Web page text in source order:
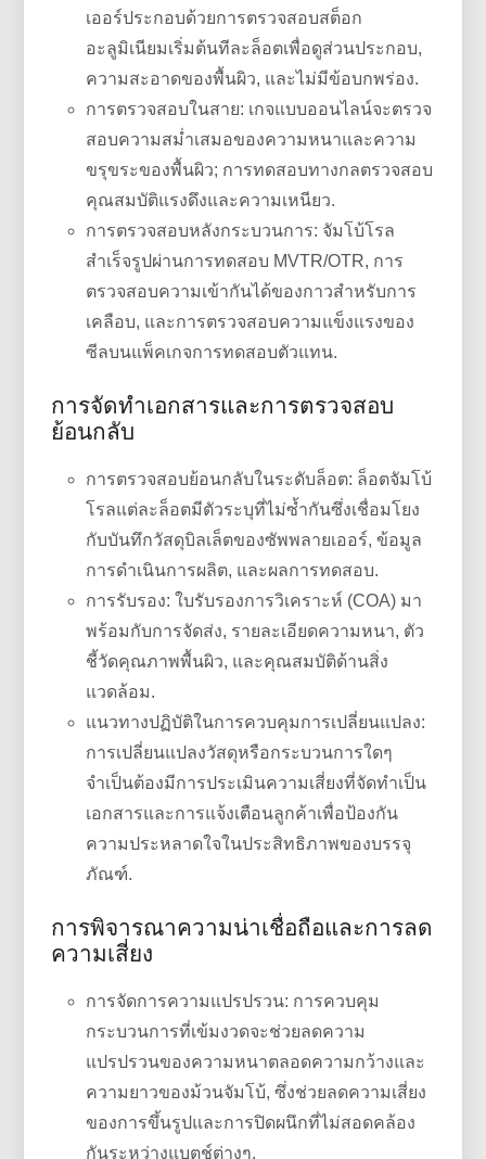
เออร์ประกอบด้วยการตรวจสอบสต็อก
อะลูมิเนียมเริ่มต้นทีละล็อตเพื่อดูส่วนประกอบ,
ความสะอาดของพื้นผิว, และไม่มีข้อบกพร่อง.
การตรวจสอบในสาย: เกจแบบออนไลน์จะตรวจ
สอบความสม่ำเสมอของความหนาและความ
ขรุขระของพื้นผิว; การทดสอบทางกลตรวจสอบ
คุณสมบัติแรงดึงและความเหนียว.
การตรวจสอบหลังกระบวนการ: จัมโบ้โรล
สำเร็จรูปผ่านการทดสอบ MVTR/OTR, การ
ตรวจสอบความเข้ากันได้ของกาวสำหรับการ
เคลือบ, และการตรวจสอบความแข็งแรงของ
ซีลบนแพ็คเกจการทดสอบตัวแทน.
การจัดทำเอกสารและการตรวจสอบ
ย้อนกลับ
การตรวจสอบย้อนกลับในระดับล็อต: ล็อตจัมโบ้
โรลแต่ละล็อตมีตัวระบุที่ไม่ซ้ำกันซึ่งเชื่อมโยง
กับบันทึกวัสดุบิลเล็ตของซัพพลายเออร์, ข้อมูล
การดำเนินการผลิต, และผลการทดสอบ.
การรับรอง: ใบรับรองการวิเคราะห์ (COA) มา
พร้อมกับการจัดส่ง, รายละเอียดความหนา, ตัว
ชี้วัดคุณภาพพื้นผิว, และคุณสมบัติด้านสิ่ง
แวดล้อม.
แนวทางปฏิบัติในการควบคุมการเปลี่ยนแปลง:
การเปลี่ยนแปลงวัสดุหรือกระบวนการใดๆ
จำเป็นต้องมีการประเมินความเสี่ยงที่จัดทำเป็น
เอกสารและการแจ้งเตือนลูกค้าเพื่อป้องกัน
ความประหลาดใจในประสิทธิภาพของบรรจุ
ภัณฑ์.
การพิจารณาความน่าเชื่อถือและการลด
ความเสี่ยง
การจัดการความแปรปรวน: การควบคุม
กระบวนการที่เข้มงวดจะช่วยลดความ
แปรปรวนของความหนาตลอดความกว้างและ
ความยาวของม้วนจัมโบ้, ซึ่งช่วยลดความเสี่ยง
ของการขึ้นรูปและการปิดผนึกที่ไม่สอดคล้อง
กันระหว่างแบตช์ต่างๆ.